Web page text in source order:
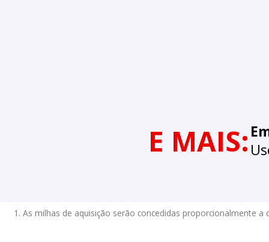
E MAIS:
1. As milhas de aquisição serão concedidas proporcionalmente